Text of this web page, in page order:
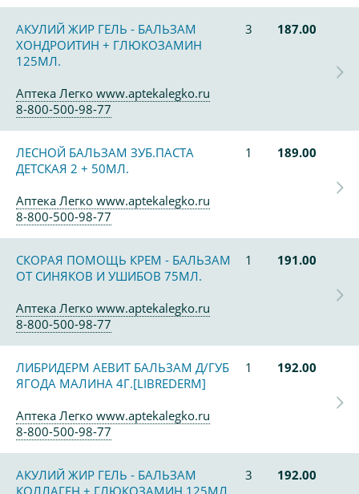
АКУЛИЙ ЖИР ГЕЛЬ - БАЛЬЗАМ
ХОНДРОИТИН + ГЛЮКОЗАМИН
125МЛ.
3 187.00
Аптека Легко www.aptekalegko.ru
8-800-500-98-77
ЛЕСНОЙ БАЛЬЗАМ ЗУБ.ПАСТА
ДЕТСКАЯ 2 + 50МЛ.
1 189.00
Аптека Легко www.aptekalegko.ru
8-800-500-98-77
СКОРАЯ ПОМОЩЬ КРЕМ - БАЛЬЗАМ
ОТ СИНЯКОВ И УШИБОВ 75МЛ.
1 191.00
Аптека Легко www.aptekalegko.ru
8-800-500-98-77
ЛИБРИДЕРМ АЕВИТ БАЛЬЗАМ Д/ГУБ
ЯГОДА МАЛИНА 4Г.[LIBREDERM]
1 192.00
Аптека Легко www.aptekalegko.ru
8-800-500-98-77
АКУЛИЙ ЖИР ГЕЛЬ - БАЛЬЗАМ
КОЛЛАГЕН + ГЛЮКОЗАМИН 125МЛ.
3 192.00